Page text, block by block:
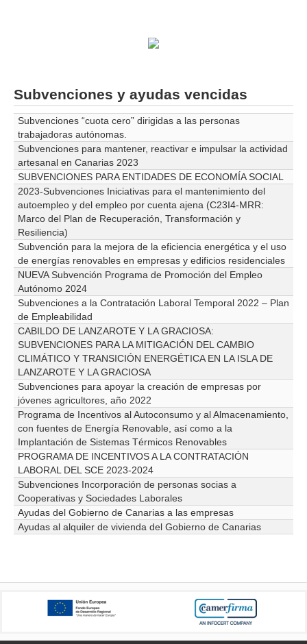
Subvenciones y ayudas vencidas
Subvenciones “cuota cero” dirigidas a las personas
trabajadoras autónomas.
Subvenciones para mantener, reactivar e impulsar la actividad
artesanal en Canarias 2023
SUBVENCIONES PARA ENTIDADES DE ECONOMÍA SOCIAL
2023-Subvenciones Iniciativas para el mantenimiento del
autoempleo y del empleo por cuenta ajena (C23I4-MRR:
Marco del Plan de Recuperación, Transformación y
Resiliencia)
Subvención para la mejora de la eficiencia energética y el uso
de energías renovables en empresas y edificios residenciales
NUEVA Subvención Programa de Promoción del Empleo
Autónomo 2024
Subvenciones a la Contratación Laboral Temporal 2022 – Plan
de Empleabilidad
CABILDO DE LANZAROTE Y LA GRACIOSA:
SUBVENCIONES PARA LA MITIGACIÓN DEL CAMBIO
CLIMÁTICO Y TRANSICIÓN ENERGÉTICA EN LA ISLA DE
LANZAROTE Y LA GRACIOSA
Subvenciones para apoyar la creación de empresas por
jóvenes agricultores, año 2022
Programa de Incentivos al Autoconsumo y al Almacenamiento,
con fuentes de Energía Renovable, así como a la
Implantación de Sistemas Térmicos Renovables
PROGRAMA DE INCENTIVOS A LA CONTRATACIÓN
LABORAL DEL SCE 2023-2024
Subvenciones Incorporación de personas socias a
Cooperativas y Sociedades Laborales
Ayudas del Gobierno de Canarias a las empresas
Ayudas al alquiler de vivienda del Gobierno de Canarias